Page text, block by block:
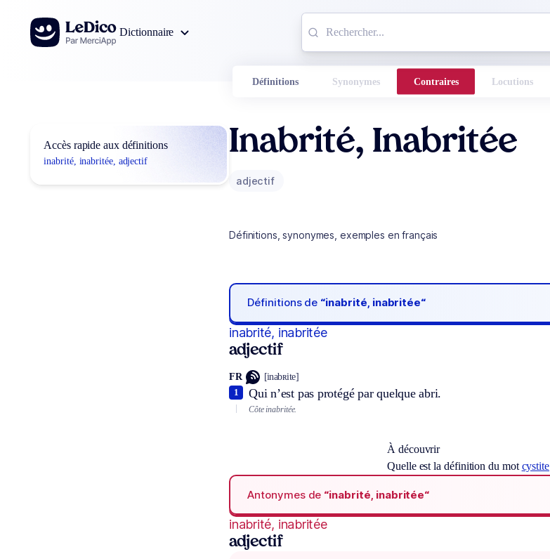
Aller au contenu
Dictionnaire
Définitions Synonymes Contraires Locutions
Accès rapide aux définitions
inabrité, inabritée, adjectif
Inabrité, Inabritée
adjectif
Définitions, synonymes, exemples en français
Définitions de “inabrité, inabritée“
inabrité, inabritée
adjectif
FR [inabʀite]
Qui n’est pas protégé par quelque abri.
1
Côte inabritée.
À découvrir
Quelle est la définition du mot cystite
Antonymes de “inabrité, inabritée“
inabrité, inabritée
adjectif